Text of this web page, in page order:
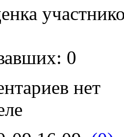
0
нет